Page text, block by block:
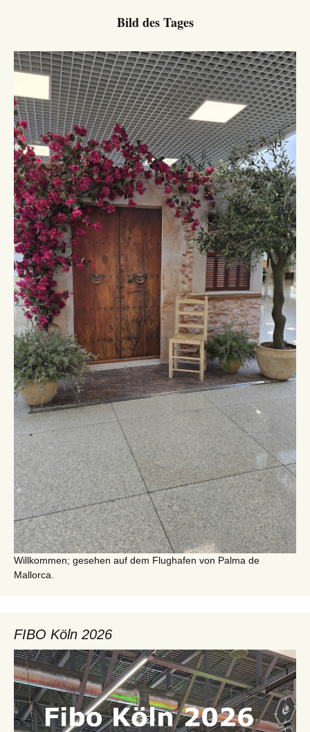
Bild des Tages
Willkommen; gesehen auf dem Flughafen von Palma de
Mallorca.
FIBO Köln 2026
Video-
Player